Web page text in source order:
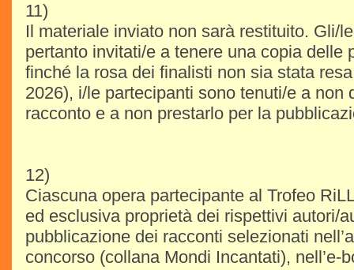
11)
Il materiale inviato non sarà restituito. Gli/
pertanto invitati/e a tenere una copia delle
finché la rosa dei finalisti non sia stata
2026), i/le partecipanti sono tenuti/e a non
racconto e a non prestarlo per la
12)
Ciascuna opera partecipante al Trofeo
ed esclusiva proprietà dei rispettivi autori/
pubblicazione dei racconti selezionati
concorso (collana Mondi Incantati), nell’e-